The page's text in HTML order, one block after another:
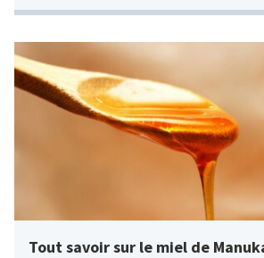
Tout savoir sur le miel de